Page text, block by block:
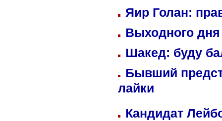
Яир Голан:
Выходного
Шакед: буду
Бывший
лайки
Кандидат